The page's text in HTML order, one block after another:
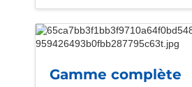
Gamme complète